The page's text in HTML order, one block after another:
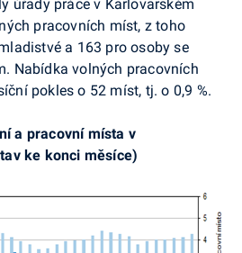
úřady práce v Karlovarském
pracovních míst, z toho
a 163 pro osoby se
Nabídka volných pracovních
pokles o 52 míst, tj. o 0,9 %.
a pracovní místa v
ke konci měsíce)